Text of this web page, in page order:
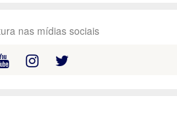
nas mídias sociais